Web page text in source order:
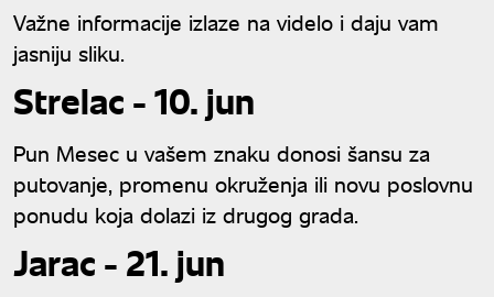
Važne informacije izlaze na videlo i daju vam
jasniju sliku.
Strelac - 10. jun
Pun Mesec u vašem znaku donosi šansu za
putovanje, promenu okruženja ili novu poslovnu
ponudu koja dolazi iz drugog grada.
Jarac - 21. jun